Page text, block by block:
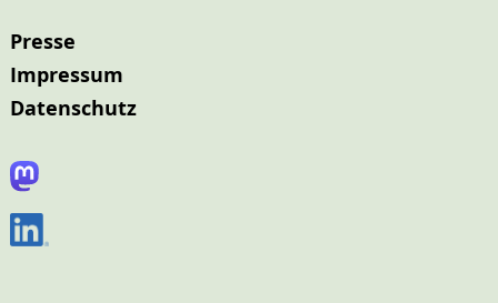
Presse
Impressum
Datenschutz